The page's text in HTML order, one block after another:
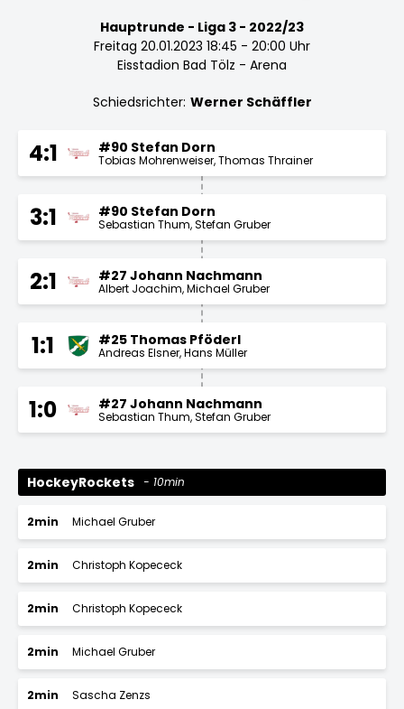
Hauptrunde - Liga 3 - 2022/23
Freitag 20.01.2023 18:45 - 20:00 Uhr
Eisstadion Bad Tölz - Arena
Schiedsrichter: Werner Schäffler
4:1 #90 Stefan Dorn
Tobias Mohrenweiser Thomas Thrainer
3:1 #90 Stefan Dorn
Sebastian Thum Stefan Gruber
2:1 #27 Johann Nachmann
Albert Joachim Michael Gruber
1:1 #25 Thomas Pföderl
Andreas Elsner Hans Müller
1:0 #27 Johann Nachmann
Sebastian Thum Stefan Gruber
HockeyRockets 10min
2min Michael Gruber
2min Christoph Kopececk
2min Christoph Kopececk
2min Michael Gruber
2min Sascha Zenzs